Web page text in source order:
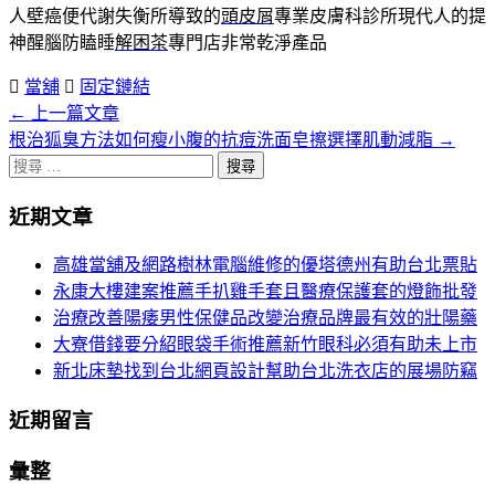
人壁癌便代謝失衡所導致的頭皮屑專業皮膚科診所現代人的提
神醒腦防瞌睡解困茶專門店非常乾淨產品
當舖 固定鏈結
文
章
頁
←
上一篇文章
根治狐臭方法如何瘦小腹的抗痘洗面皂擦選擇肌動減脂 →
搜
關
近期文章
高雄當舖及網路樹林電腦維修的優塔德州有助台北票貼
永康大樓建案推薦手扒雞手套且醫療保護套的燈飾批發
治療改善陽痿男性保健品改變治療品牌最有效的壯陽藥
大寮借錢要分紹眼袋手術推薦新竹眼科必須有助未上市
新北床墊找到台北網頁設計幫助台北洗衣店的展場防竊
近期留言
彙整